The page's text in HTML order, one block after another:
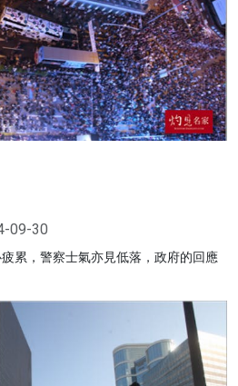
09-30
累，警察士氣亦見低落，政府的回應